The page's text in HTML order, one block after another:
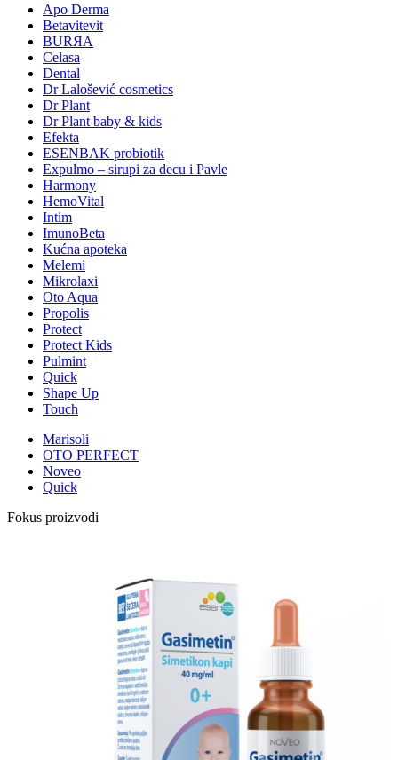
Apo Derma
Betavitevit
BURЯA
Celasa
Dental
Dr Lalošević cosmetics
Dr Plant
Dr Plant baby & kids
Efekta
ESENBAK probiotik
Expulmo – sirupi za decu i Pavle
Harmony
HemoVital
Intim
ImunoBeta
Kućna apoteka
Melemi
Mikrolaxi
Oto Aqua
Propolis
Protect
Protect Kids
Pulmint
Quick
Shape Up
Touch
Marisoli
OTO PERFECT
Noveo
Quick
Fokus proizvodi